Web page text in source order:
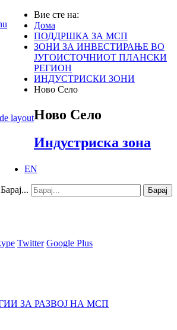
layout
EN
Барај... Барај
Twitter Google Plus
ЗА РАЗВОЈ НА МСП
Вие сте на:
Дома
ПОДДРШКА ЗА МСП
ЗОНИ ЗА ИНВЕСТИРАЊЕ ВО
ЈУГОИСТОЧНИОТ ПЛАНСКИ
РЕГИОН
ИНДУСТРИСКИ ЗОНИ
Ново Село
Ново Село
Индустриска зона